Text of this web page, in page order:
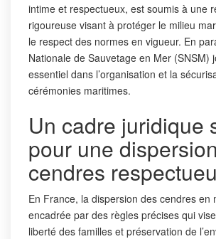
intime et respectueux, est soumis à une
rigoureuse visant à protéger le milieu
le respect des normes en vigueur. En
Nationale de Sauvetage en Mer (SNSM)
essentiel dans l’organisation et la
cérémonies maritimes.
Un cadre juridique
pour une
cendres
En France, la dispersion des cendres en
encadrée par des règles précises qui
liberté des familles et préservation de